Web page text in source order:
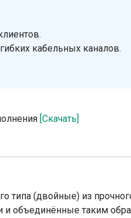
кабельных каналов.
[Скачать]
типа (двойные) из
и объединённые таким